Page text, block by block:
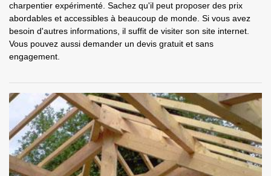
charpentier expérimenté. Sachez qu'il peut proposer des prix
abordables et accessibles à beaucoup de monde. Si vous avez
besoin d'autres informations, il suffit de visiter son site internet.
Vous pouvez aussi demander un devis gratuit et sans
engagement.